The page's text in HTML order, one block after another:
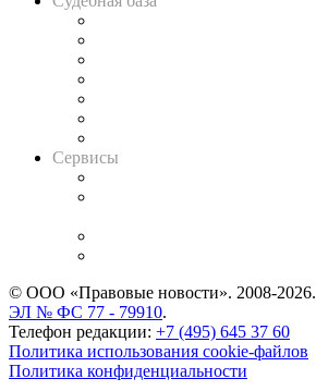
Сервисы
© ООО «Правовые новости». 2008-2026.
ЭЛ № ФС 77 - 79910.
Телефон редакции: +7 (495) 645 37 60
Политика использования cookie-файлов
Политика конфиденциальности